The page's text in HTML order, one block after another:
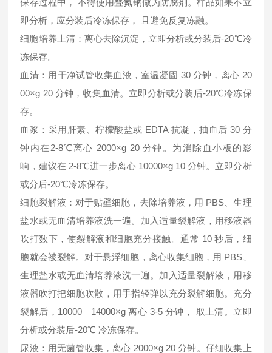
保存过程中， 不得使用叠氮钠做为防腐剂。样品如果不立
即分析，应分装后冷冻保存， 且避免反复冻融。
细胞培养上清：离心去除沉淀，立即分析或分装后-20℃冷
冻保存。
血清：用干净试管收集血液，室温凝固 30 分钟，离心 20
00×g 20 分钟，收集血清。立即分析或分装后-20℃冷冻保
存。
血浆：采用肝素、柠檬酸盐或 EDTA 抗凝，抽血后 30 分
钟内在2-8℃离心 2000×g 20 分钟。为消除血小板的影
响，建议在 2-8℃进一步离心 10000×g 10 分钟。立即分析
或分后-20℃冷冻保存。
细胞裂解液：对于贴壁细胞，去除培养液，用 PBS、生理
盐水或无血清培养液洗一遍。加入适量裂解液，用移液器
吹打数下，使裂解液和细胞充分接触。通常 10 秒后，细
胞就会被裂解。对于悬浮细胞，离心收集细胞，用 PBS、
生理盐水或无血清培养液洗一遍。加入适量裂解液，用移
液器吹打把细胞吹散，用手指轻弹以充分裂解细胞。充分
裂解后，10000—14000×g 离心 3-5 分钟， 取上清。立即
分析或分装后-20℃ 冷冻保存。
尿液：用无菌管收集，离心 2000×g 20 分钟。仔细收集上